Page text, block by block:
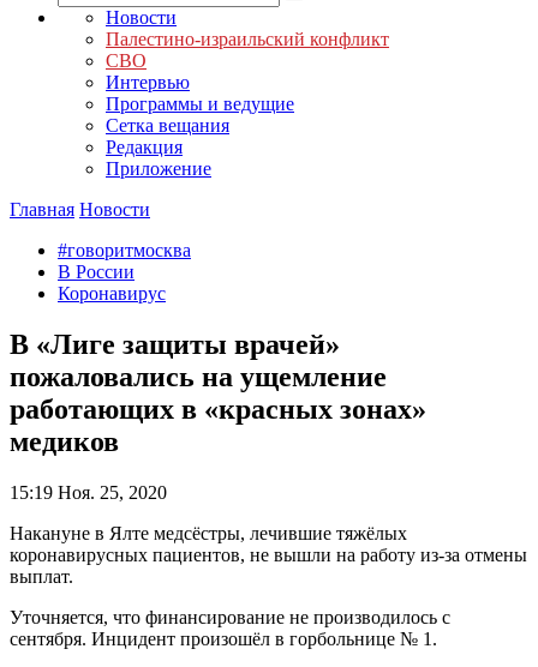
Новости
Палестино-израильский конфликт
СВО
Интервью
Программы и ведущие
Сетка вещания
Редакция
Приложение
Главная Новости
#говоритмосква
В России
Коронавирус
В «Лиге защиты врачей»
пожаловались на ущемление
работающих в «красных зонах»
медиков
15:19 Ноя. 25, 2020
Накануне в Ялте медсёстры, лечившие тяжёлых
коронавирусных пациентов, не вышли на работу из-за отмены
выплат.
Уточняется, что финансирование не производилось с
сентября. Инцидент произошёл в горбольнице № 1.